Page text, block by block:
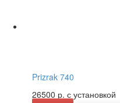
Prizrak 740
26500 р. с установкой